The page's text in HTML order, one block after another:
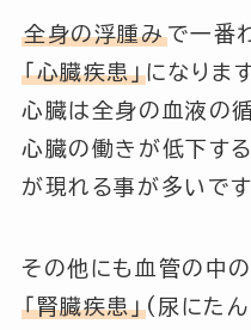
全身の浮腫みで一番
「心臓疾患」になります
心臓は全身の血液の
心臓の働きが低下する
が現れる事が多いです
その他にも血管の中
「腎臓疾患」(尿にた